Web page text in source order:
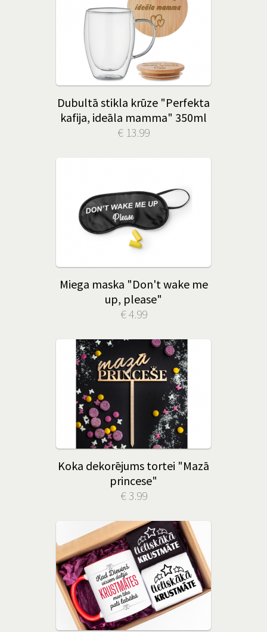
Dubultā stikla krūze "Perfekta
kafija, ideāla mamma" 350ml
€ 13.99
Miega maska "Don't wake me
up, please"
€ 4.99
Koka dekorējums tortei "Mazā
princese"
€ 3.99